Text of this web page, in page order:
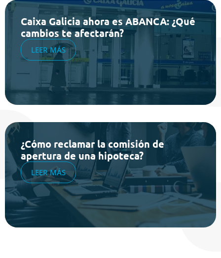
Caixa Galicia ahora es ABANCA: ¿Qué
cambios te afectarán?
LEER MÁS
¿Cómo reclamar la comisión de
apertura de una hipoteca?
LEER MÁS